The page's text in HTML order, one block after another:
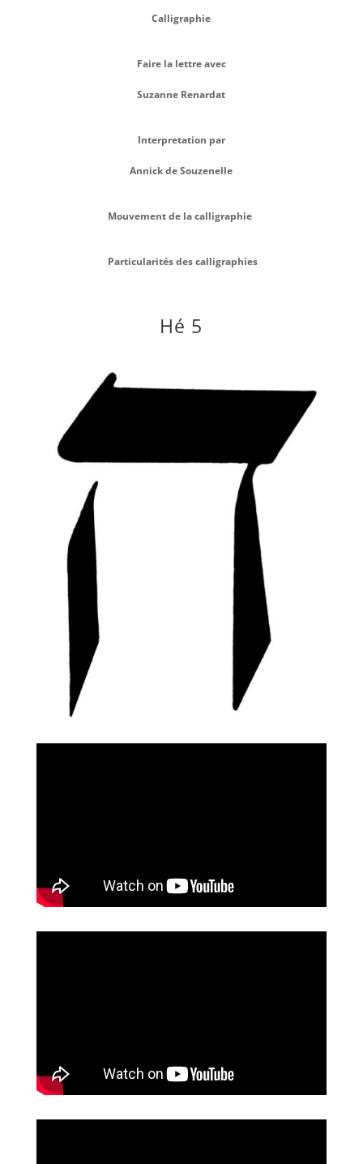
Calligraphie
Faire la lettre avec
Suzanne Renardat
Interpretation par
Annick de Souzenelle
Mouvement de la calligraphie
Particularités des calligraphies
Hé 5